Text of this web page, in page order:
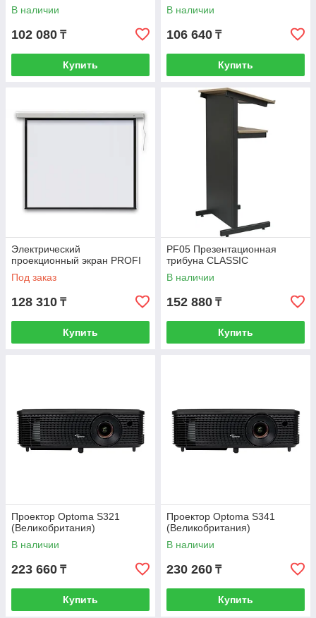
В наличии
102 080 ₸
Купить
В наличии
106 640 ₸
Купить
Электрический
проекционный экран PROFI
Под заказ
128 310 ₸
Купить
PF05 Презентационная
трибуна CLASSIC
В наличии
152 880 ₸
Купить
Проектор Optoma S321
(Великобритания)
В наличии
223 660 ₸
Купить
Проектор Optoma S341
(Великобритания)
В наличии
230 260 ₸
Купить